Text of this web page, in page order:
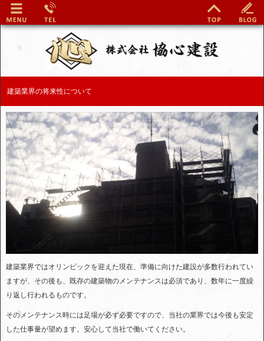
建築業界の将来性について
建築業界ではオリンピックを迎えた現在、準備に向けた建設が多数行われてい
ますが、その後も、既存の建築物のメンテナンスは必須であり、数年に一度繰
り返し行われるものです。
そのメンテナンス時には足場が必ず必要ですので、当社の業界では今後も安定
した仕事量が望めます。安心して当社で働いてください。